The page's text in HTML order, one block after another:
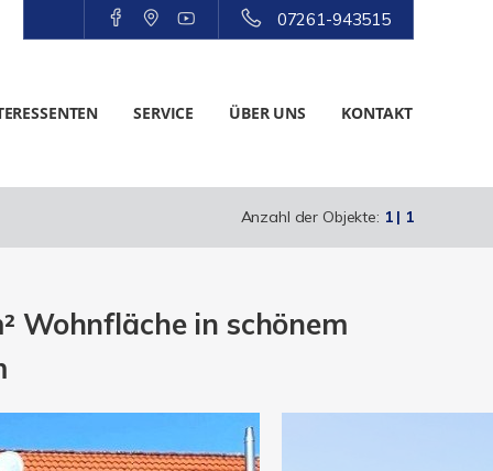
07261-943515
SERVICE ÜBER UNS KONTAKT
Anzahl der Objekte: 1 | 1
Wohnfläche in schönem